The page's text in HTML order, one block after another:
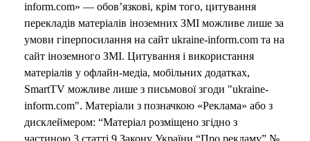
inform.com» — обов’язкові, крім того, цитування
перекладів матеріалів іноземних ЗМІ можливе лише за
умови гіперпосилання на сайт ukraine-inform.com та на
сайт іноземного ЗМІ. Цитування і використання
матеріалів у офлайн-медіа, мобільних додатках,
SmartTV можливе лише з письмової згоди "ukraine-
inform.com". Матеріали з позначкою «Реклама» або з
дисклеймером: “Матеріал розміщено згідно з
частиною 3 статті 9 Закону України “Про рекламу” №